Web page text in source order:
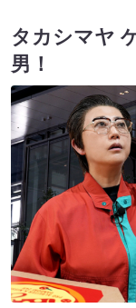
タカシマヤ
男！